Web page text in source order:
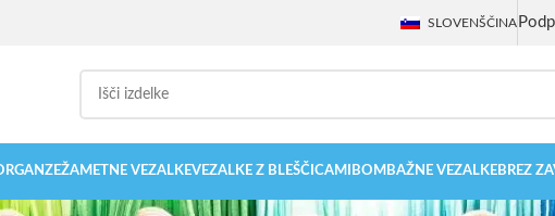
SLOVENŠČINA
ŽAMETNE VEZALKEVEZALKE Z BLEŠČICAMI BOMBAŽNE VEZALKEBREZ